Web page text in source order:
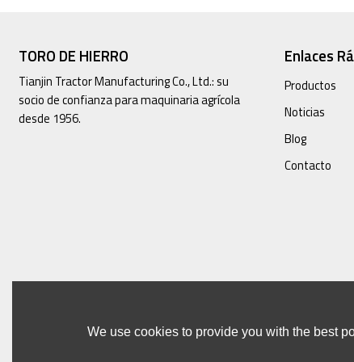
TORO DE HIERRO
Tianjin Tractor Manufacturing Co., Ltd.: su
socio de confianza para maquinaria agrícola
desde 1956.
Enlaces
Productos
Noticias
Blog
Contacto
We use cookies to provide you with the best